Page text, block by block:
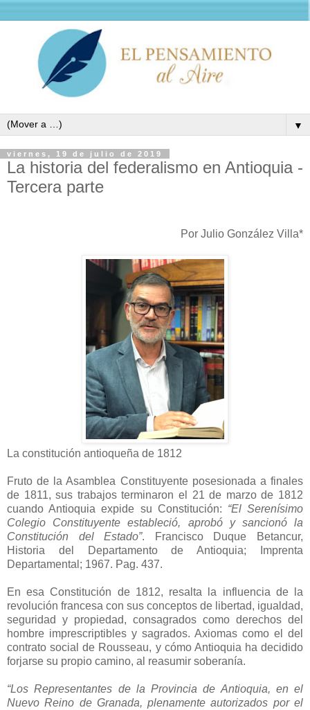
▼
viernes, 19 de julio de 2019
La historia del federalismo en Antioquia -
Tercera parte
Por Julio González Villa*
La constitución antioqueña de 1812
Fruto de la Asamblea Constituyente posesionada a finales
de 1811, sus trabajos terminaron el 21 de marzo de 1812
cuando Antioquia expide su Constitución: “El Serenísimo
Colegio Constituyente estableció, aprobó y sancionó la
Constitución del Estado”. Francisco Duque Betancur,
Historia del Departamento de Antioquia; Imprenta
Departamental; 1967. Pag. 437.
En esa Constitución de 1812, resalta la influencia de la
revolución francesa con sus conceptos de libertad, igualdad,
seguridad y propiedad, consagrados como derechos del
hombre imprescriptibles y sagrados. Axiomas como el del
contrato social de Rousseau, y cómo Antioquia ha decidido
forjarse su propio camino, al reasumir soberanía.
“Los Representantes de la Provincia de Antioquia, en el
Nuevo Reino de Granada, plenamente autorizados por el